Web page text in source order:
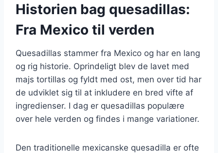
Historien bag quesadillas:
Fra Mexico til verden
Quesadillas stammer fra Mexico og har en lang
og rig historie. Oprindeligt blev de lavet med
majs tortillas og fyldt med ost, men over tid har
de udviklet sig til at inkludere en bred vifte af
ingredienser. I dag er quesadillas populære
over hele verden og findes i mange variationer.
Den traditionelle mexicanske quesadilla er ofte